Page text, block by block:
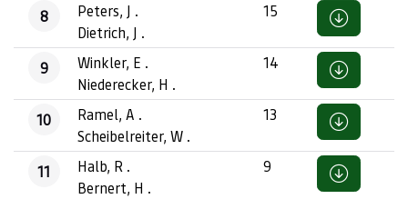
8
Peters, J .
Dietrich, J .
15
9
Winkler, E .
Niederecker, H .
14
10
Ramel, A .
Scheibelreiter, W .
13
11
Halb, R .
Bernert, H .
9